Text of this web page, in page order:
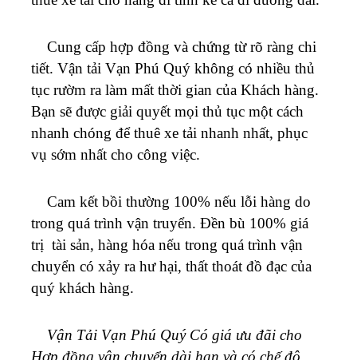
Cung cấp hợp đồng và chứng từ rõ ràng chi
tiết. Vận tải Vạn Phú Quý không có nhiều thủ
tục rườm ra làm mất thời gian của Khách hàng.
Bạn sẽ được giải quyết mọi thủ tục một cách
nhanh chóng để thuê xe tải nhanh nhất, phục
vụ sớm nhất cho công việc.
Cam kết bồi thường 100% nếu lỗi hàng do
trong quá trình vận truyển. Đền bù 100% giá
trị tài sản, hàng hóa nếu trong quá trình vận
chuyển có xảy ra hư hại, thất thoát đồ đạc của
quý khách hàng.
Vận Tải Vạn Phú Quý Có giá ưu đãi cho